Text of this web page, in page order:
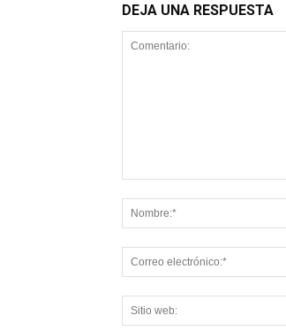
DEJA UNA RESPUESTA